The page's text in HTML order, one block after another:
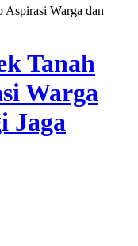
Tanah
Warga
Jaga